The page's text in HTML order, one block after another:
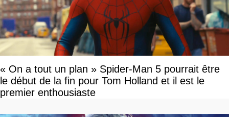
« On a tout un plan » Spider-Man 5 pourrait être
le début de la fin pour Tom Holland et il est le
premier enthousiaste